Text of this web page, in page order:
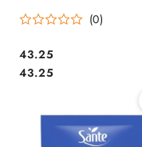
(0)
Cena:
43.25
Cena:
43.25